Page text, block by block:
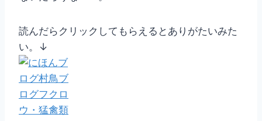
読んだらクリックしてもらえるとありがたいみた
い。↓